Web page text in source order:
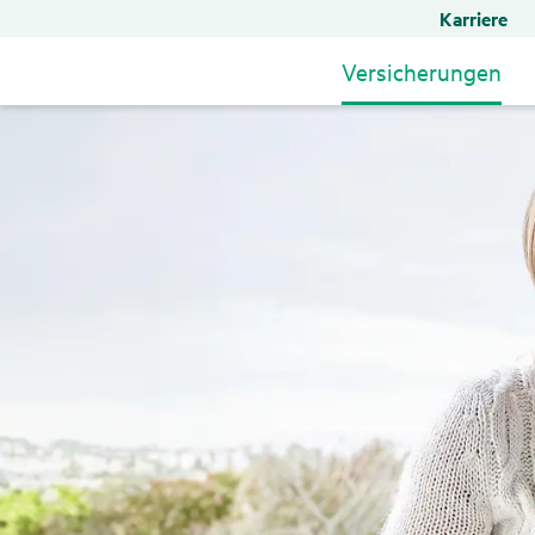
Karriere
Versicherungen